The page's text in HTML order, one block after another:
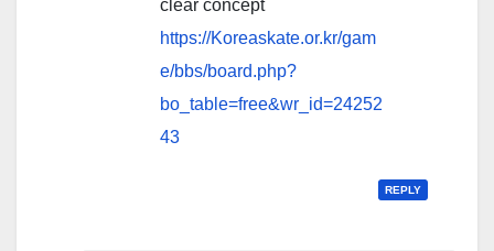
clear concept
https://Koreaskate.or.kr/gam
e/bbs/board.php?
bo_table=free&wr_id=24252
43
REPLY